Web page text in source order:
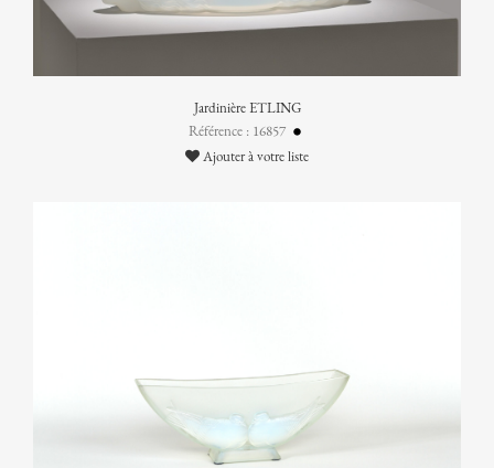
Jardinière ETLING
Référence : 16857
Ajouter à votre liste